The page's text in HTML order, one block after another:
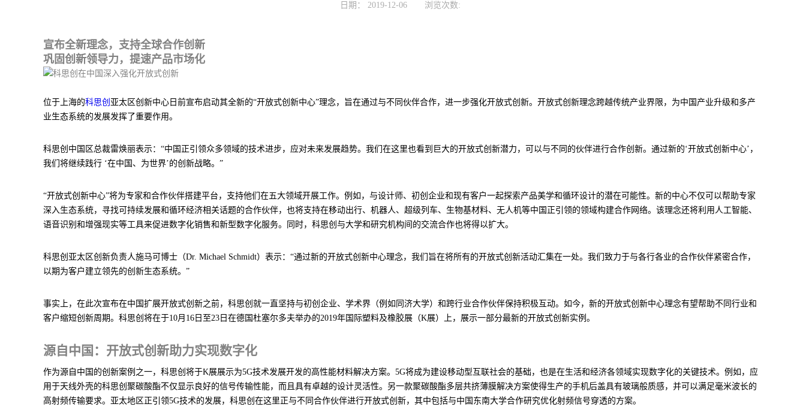
日期： 2019-12-06 浏览次数:
宣布全新理念，支持全球合作创新
巩固创新领导力，提速产品市场化
位于上海的科思创 亚太区创新中心日前宣布启动其全新的“开放式创新中心”理念，旨在通过与不同伙伴合作，进一步强化开放式创新。开放式创新理念跨越传统产业界限，为中国产业升级和多产
业生态系统的发展发挥了重要作用。
科思创中国区总裁雷焕丽表示：“中国正引领众多领域的技术进步，应对未来发展趋势。我们在这里也看到巨大的开放式创新潜力，可以与不同的伙伴进行合作创新。通过新的‘开放式创新中心’，
我们将继续践行 ‘在中国、为世界’的创新战略。”
“开放式创新中心”将为专家和合作伙伴搭建平台，支持他们在五大领域开展工作。例如，与设计师、初创企业和现有客户一起探索产品美学和循环设计的潜在可能性。新的中心不仅可以帮助专家
深入生态系统，寻找可持续发展和循环经济相关话题的合作伙伴，也将支持在移动出行、机器人、超级列车、生物基材料、无人机等中国正引领的领域构建合作网络。该理念还将利用人工智能、
语音识别和增强现实等工具来促进数字化销售和新型数字化服务。同时，科思创与大学和研究机构间的交流合作也将得以扩大。
科思创亚太区创新负责人施马可博士（Dr. Michael Schmidt）表示：“通过新的开放式创新中心理念，我们旨在将所有的开放式创新活动汇集在一处。我们致力于与各行各业的合作伙伴紧密合作，
以期为客户建立领先的创新生态系统。”
事实上，在此次宣布在中国扩展开放式创新之前，科思创就一直坚持与初创企业、学术界（例如同济大学）和跨行业合作伙伴保持积极互动。如今，新的开放式创新中心理念有望帮助不同行业和
客户缩短创新周期。科思创将在于10月16日至23日在德国杜塞尔多夫举办的2019年国际塑料及橡胶展（K展）上，展示一部分最新的开放式创新实例。
源自中国：开放式创新助力实现数字化
作为源自中国的创新案例之一，科思创将于K展展示为5G技术发展开发的高性能材料解决方案。5G将成为建设移动型互联社会的基础，也是在生活和经济各领域实现数字化的关键技术。例如，应
用于天线外壳的科思创聚碳酸酯不仅显示良好的信号传输性能，而且具有卓越的设计灵活性。另一款聚碳酸酯多层共挤薄膜解决方案使得生产的手机后盖具有玻璃般质感，并可以满足毫米波长的
高射频传输要求。亚太地区正引领5G技术的发展，科思创在这里正与不同合作伙伴进行开放式创新，其中包括与中国东南大学合作研究优化射频信号穿透的方案。